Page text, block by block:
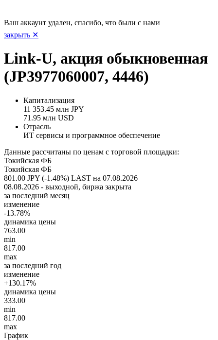
Ваш аккаунт удален, спасибо, что были с нами
закрыть ✕
Link-U, акция обыкновенная
(JP3977060007, 4446)
Капитализация
11 353.45 млн JPY
71.95 млн USD
Отрасль
ИТ сервисы и программное обеспечение
Данные рассчитаны по ценам с торговой площадки:
Токийская ФБ
Токийская ФБ
801.00 JPY (-1.48%) LAST на 07.08.2026
08.08.2026 - выходной, биржа закрыта
за последний месяц
изменение
-13.78%
динамика цены
763.00
min
817.00
max
за последний год
изменение
+130.17%
динамика цены
333.00
min
817.00
max
График